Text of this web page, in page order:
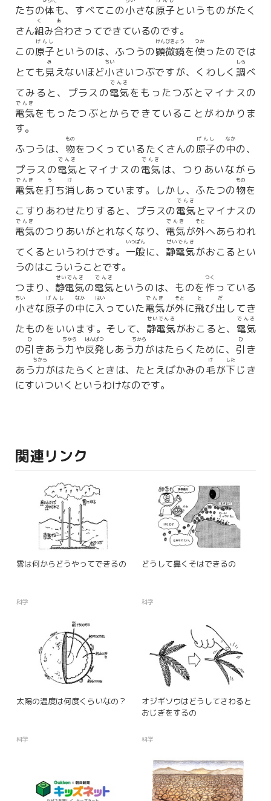
たちの体も、すべてこの小さな原子というものがたく
さん組
く
み合
あ
わさってできているのです。
この原子
げんし
というのは、ふつうの顕微鏡
けんびきょう
を使
つか
ったのでは
とても見
み
えないほど小
ちい
さいつぶですが、くわしく 調
しら
べ
てみると、プラスの電気
でんき
をもったつぶとマイナスの
電気
でんき
をもったつぶとからできていることがわかりま
す。
ふつうは、 物
もの
をつくっているたくさんの原子
げんし
の中
なか
の、
プラスの電気
でんき
とマイナスの電気
でんき
は、つりあいながら
電気
でんき
を打
う
ち消
け
しあっています。しかし、ふたつの物
もの
を
こすりあわせたりすると、プラスの電気
でんき
とマイナスの
電気
でんき
のつりあいがとれなくなり、 電気
でんき
が外
そと
へあらわれ
てくるというわけです。 一般
いっぱん
に、 静電気
せいでんき
がおこるとい
うのはこういうことです。
つまり、 静電気
せいでんき
の電気
でんき
というのは、ものを 作
つく
っている
小
ちい
さな原子
げんし
の中
なか
に入
はい
っていた電気
でんき
が外
そと
に飛
と
び出
だ
してき
たものをいいます。そして、 静電気
せいでんき
がおこると、 電気
でんき
の引
ひ
きあう力
ちから
や反発
はんぱつ
しあう力
ちから
がはたらくために、 引
ひ
き
あう力
ちから
がはたらくときは、たとえばかみの毛
け
が下
した
じき
にすいついくというわけなのです。
関連リンク
雲は何からどうやってできるの
科学
どうして鼻くそはできるの
科学
太陽の温度は何度くらいなの？
科学
オジギソウはどうしてさわると
おじぎをするの
科学